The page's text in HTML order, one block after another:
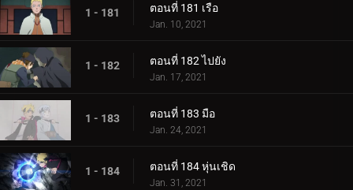
1 - 181 ตอนที่ 181 เรือ
Jan. 10, 2021
1 - 182 ตอนที่ 182 ไปยัง
Jan. 17, 2021
1 - 183 ตอนที่ 183 มือ
Jan. 24, 2021
1 - 184 ตอนที่ 184 หุ่นเชิด
Jan. 31, 2021